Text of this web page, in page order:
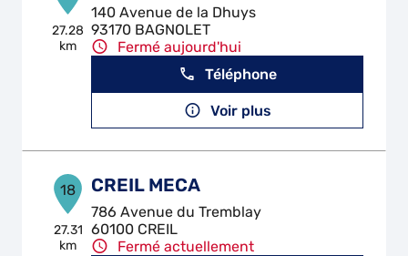
27.28
km
140 Avenue de la Dhuys
93170 BAGNOLET
Fermé aujourd'hui
Téléphone
Voir plus
18
27.31
km
CREIL MECA
786 Avenue du Tremblay
60100 CREIL
Fermé actuellement